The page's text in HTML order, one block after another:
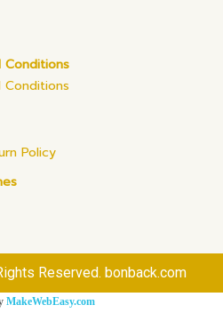
Conditions
Policy
Reserved. bonback.com
MakeWebEasy.com